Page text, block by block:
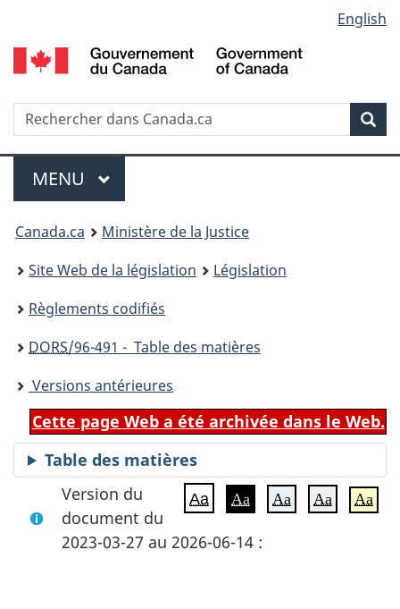
au
contenu
propos
de
la
HTML
simplifiée
selection
English
Recherche
Menu
MENU PRINCIPAL
You
are
here:
Canada.ca
Ministère de la Justice
Site Web de la législation
Législation
Règlements codifiés
DORS/96-491 - Table des matières
Versions antérieures
Cette page Web a été archivée dans le Web.
Table des matières
Aa Aa Aa Aa Aa
Version du
document du
2023-03-27 au 2026-06-14 :